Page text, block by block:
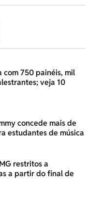
com 750 painéis, mil
veja 10
concede mais de
estudantes de música
restritos a
a partir do final de